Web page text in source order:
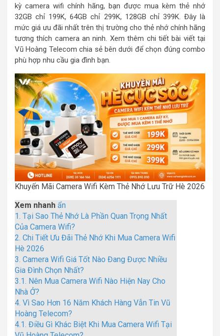
kỳ camera wifi chính hãng, bạn được mua kèm thẻ nhớ
32GB chỉ 199K, 64GB chỉ 299K, 128GB chỉ 399K. Đây là
mức giá ưu đãi nhất trên thị trường cho thẻ nhớ chính hãng
tương thích camera an ninh. Xem thêm chi tiết bài viết tại
Vũ Hoàng Telecom chia sẻ bên dưới để chọn đúng combo
phù hợp nhu cầu gia đình bạn.
Khuyến Mãi Camera Wifi Kèm Thẻ Nhớ Lưu Trữ Hè 2026
Xem nhanh ẩn
1. Tại Sao Thẻ Nhớ Là Phần Quan Trọng Nhất
Của Camera Wifi?
2. Chi Tiết Ưu Đãi Thẻ Nhớ Khi Mua Camera Wifi
Hè 2026
3. Camera Wifi Giá Tốt Nào Đang Được Nhiều
Gia Đình Chọn Nhất?
3.1. Nên Mua Camera Wifi Nào Hiện Nay Cho
Nhà Ở?
4. Vì Sao Hơn 16 Năm Khách Hàng Vẫn Tin Vũ
Hoàng Telecom?
4.1. Điều Gì Khác Biệt Khi Mua Camera Wifi Tại